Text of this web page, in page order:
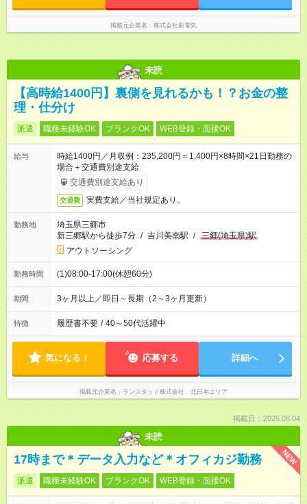
掲載元企業名 株式会社新電気
未読
【高時給1400円】裏側を見れるかも！？お金の整
理・仕分け
派遣 職種未経験OK ブランクOK WEB登録・面接OK
給与
時給1400円／月収例：235,200円＝1,400円×8時間×21日勤務の
場合＋交通費別途支給
交通費別途支給あり
交通費 実費支給／当社規定あり。
勤務地
埼玉県三郷市
新三郷駅から徒歩7分 / 吉川美南駅 / 三郷(埼玉県)駅
アウトソーシング
勤務時間 (1)08:00-17:00(休憩60分)
期間 3ヶ月以上／即日～長期（2～3ヶ月更新）
特徴 履歴書不要 / 40～50代活躍中
気になる！ 応募する 詳細へ
掲載元企業名 ランスタッド株式会社 北日本エリア
掲載日：2026.08.04
未読
NEW
17時まで＊データ入力など＊オフィカジ勤務
派遣 職種未経験OK ブランクOK WEB登録・面接OK